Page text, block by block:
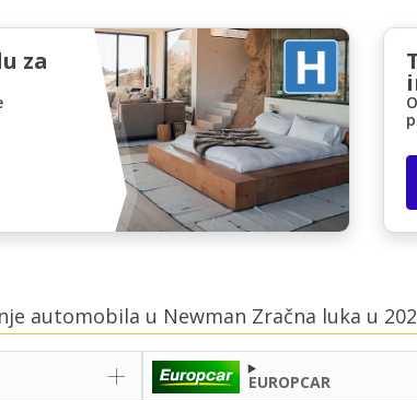
za
automobila u Newman Zračna luka u
EUROPCAR
Prijava putem